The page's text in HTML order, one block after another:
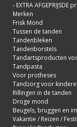
- EXTRA AFGEPRIJSDE
Merken
Frisk Mond
Tussen de tanden
Tandenbleken
Tandenborstels
Tandartsproducten
Tandpasta
Voor protheses
Tandzorg voor
Rillingen in de tanden
Droge mond
Beugels, bruggen en
Vakantie / Reizen /